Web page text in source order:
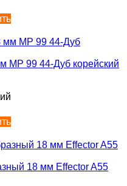
99 44-Дуб корейский
18 мм Effector A55